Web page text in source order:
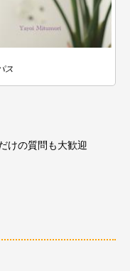
ス
けの質問も大歓迎